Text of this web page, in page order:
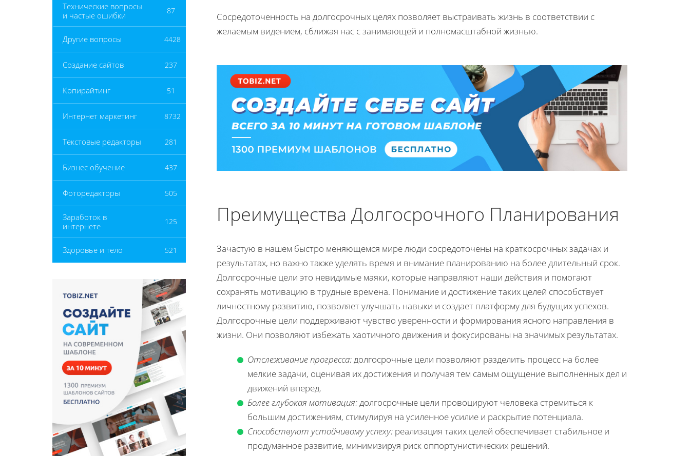
Технические вопросы
и частые ошибки
87
Другие вопросы 4428
Создание сайтов 237
Копирайтинг 51
Интернет маркетинг 8732
Текстовые редакторы 281
Бизнес обучение 437
Фоторедакторы 505
Заработок в
интернете
125
Здоровье и тело 521
Сосредоточенность на долгосрочных целях позволяет выстраивать жизнь в соответствии с
желаемым видением, сближая нас с занимающей и полномасштабной жизнью.
Преимущества Долгосрочного Планирования
Зачастую в нашем быстро меняющемся мире люди сосредоточены на краткосрочных задачах и
результатах, но важно также уделять время и внимание планированию на более длительный срок.
Долгосрочные цели это невидимые маяки, которые направляют наши действия и помогают
сохранять мотивацию в трудные времена. Понимание и достижение таких целей способствует
личностному развитию, позволяет улучшать навыки и создает платформу для будущих успехов.
Долгосрочные цели поддерживают чувство уверенности и формирования ясного направления в
жизни. Они позволяют избежать хаотичного движения и фокусированы на значимых результатах.
Отслеживание прогресса:долгосрочные цели позволяют разделить процесс на более
мелкие задачи, оценивая их достижения и получая тем самым ощущение выполненных дел и
движений вперед.
Более глубокая мотивация:долгосрочные цели провоцируют человека стремиться к
большим достижениям, стимулируя на усиленное усилие и раскрытие потенциала.
Способствуют устойчивому успеху: реализация таких целей обеспечивает стабильное и
продуманное развитие, минимизируя риск оппортунистических решений.